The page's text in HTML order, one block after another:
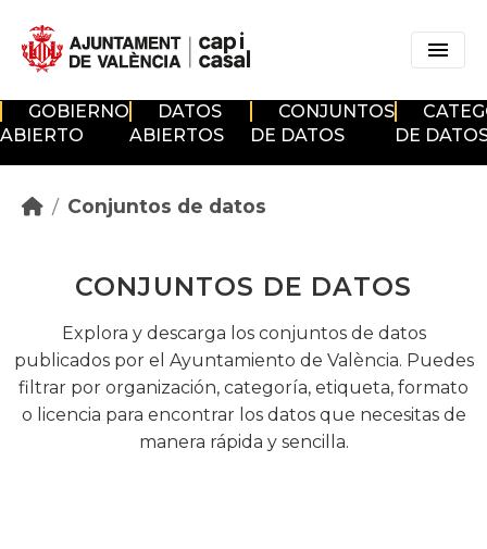
GOBIERNO
ABIERTO
DATOS
ABIERTOS
CONJUNTOS
DE DATOS
DE
Conjuntos de datos
CONJUNTOS DE DATOS
Explora y descarga los conjuntos de datos
publicados por el Ayuntamiento de València. Puedes
filtrar por organización, categoría, etiqueta, formato
o licencia para encontrar los datos que necesitas de
manera rápida y sencilla.